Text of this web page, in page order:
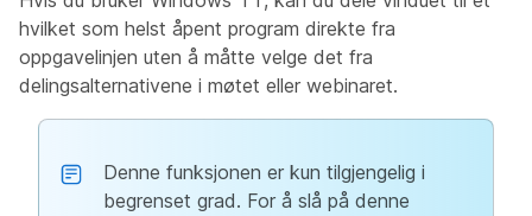
hvilket som helst åpent program direkte fra
oppgavelinjen uten å måtte velge det fra
delingsalternativene i møtet eller webinaret.
Denne funksjonen er kun tilgjengelig i
begrenset grad. For å slå på denne